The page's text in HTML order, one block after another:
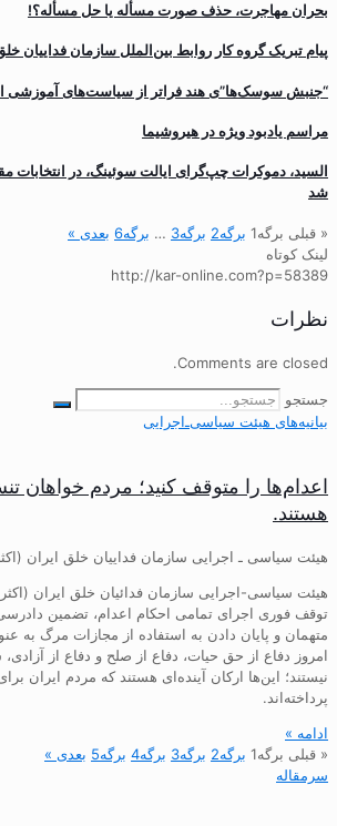
بحران مهاجرت‌، حذف صورت مسأله یا حل مسأله؟!
پیام تبریک گروه کار روابط بین‌الملل سازمان فداییان
“جنبش سوسک‌ها”ی هند فراتر از سیاست‌های
مراسم یادبود ویژه در هیروشیما
السید، دموکرات چپ‌گرای ایالت سوئینگ، در انتخابات
شد
« قبلی برگه1 برگه2 برگه3
… برگه6 بعدی »
لینک کوتاه
http://kar-online.com?p=58389
نظرات
Comments are closed.
جستجو
بیانیه‌های هیئت‌ سیاسی‌ـ‌اجرایی
اعدام‌ها را متوقف کنید؛ مردم خواهان
هستند.
هیئت سیاسی ـ اجرایی سازمان فداییان خلق ایران
هیئت سیاسی-اجرایی سازمان فدائیان خلق ایران
توقف فوری اجرای تمامی احکام اعدام، تضمین
متهمان و پایان دادن به استفاده از مجازات مرگ به
امروز دفاع از حق حیات، دفاع از صلح و دفاع از
نیستند؛ این‌ها ارکان آینده‌ای هستند که مردم ایران
پرداخته‌اند.
ادامه »
« قبلی برگه1 برگه2 برگه3 برگه4 برگه5 بعدی »
سرمقاله